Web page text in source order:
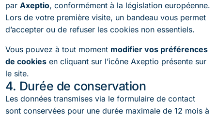
parAxeptio, conformément à la législation européenne.
Lors de votre première visite, un bandeau vous permet
d’accepter ou de refuser les cookies non essentiels.
Vous pouvez à tout moment modifier vos préférences
de cookies en cliquant sur l’icône Axeptio présente sur
le site.
4. Durée de conservation
Les données transmises via le formulaire de contact
sont conservées pour une durée maximale de 12 mois à